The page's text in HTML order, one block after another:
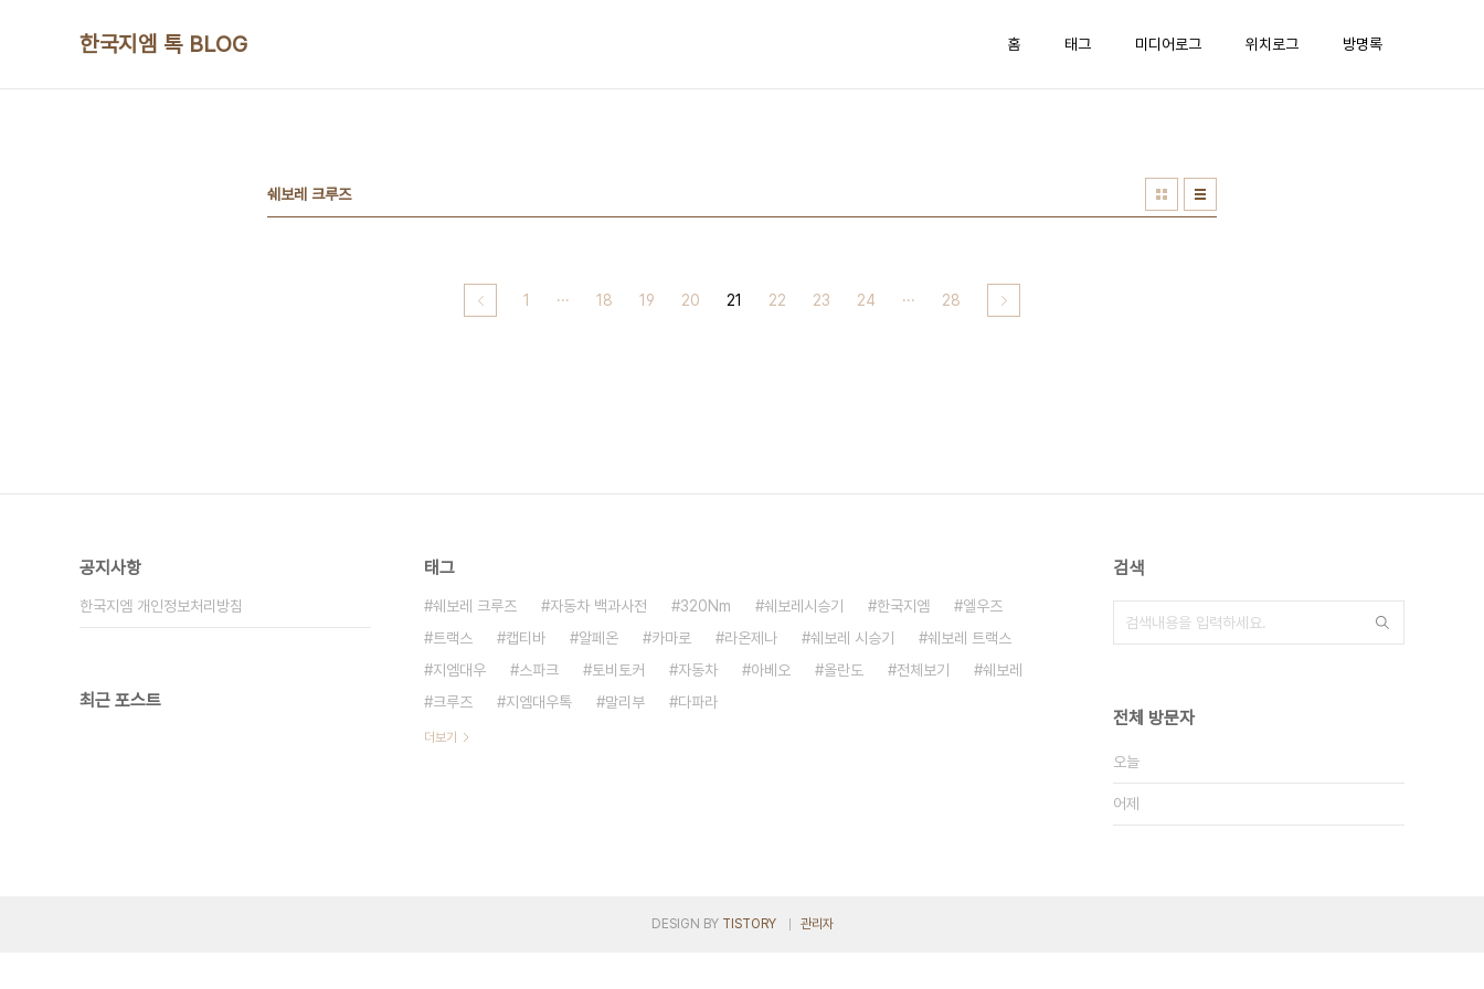
한국지엠 톡 BLOG 홈 태그 미디어로그 위치로그 방명록
쉐보레 크루즈
1 ··· 18 19 20 21 22 23 24 ··· 28
공지사항
한국지엠 개인정보처리방침
최근 포스트
태그
쉐보레 크루즈 자동차 백과사전 320Nm 쉐보레시승기 한국지엠
엘우즈
트랙스
캡티바 알페온 카마로 라온제나 쉐보레 시승기
쉐보레 트랙스
지엠대우
스파크 토비토커 자동차 아베오 올란도 전체보기
쉐보레
크루즈
지엠대우톡 말리부 다파라
더보기
검색
전체 방문자
오늘
어제
DESIGN BY TISTORY 관리자